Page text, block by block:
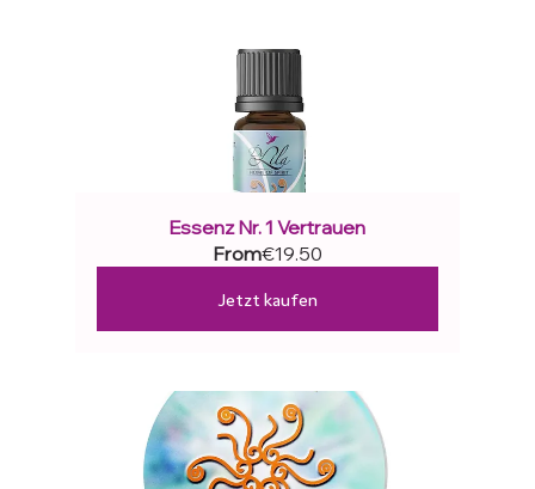
Essenz Nr. 1 Vertrauen
From€19.50
Jetzt kaufen